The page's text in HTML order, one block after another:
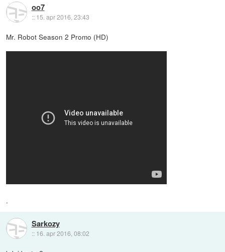
oo7
:: 15. apr 2016, 23:43
Mr. Robot Season 2 Promo (HD)
.
Sarkozy
:: 16. apr 2016, 08:02